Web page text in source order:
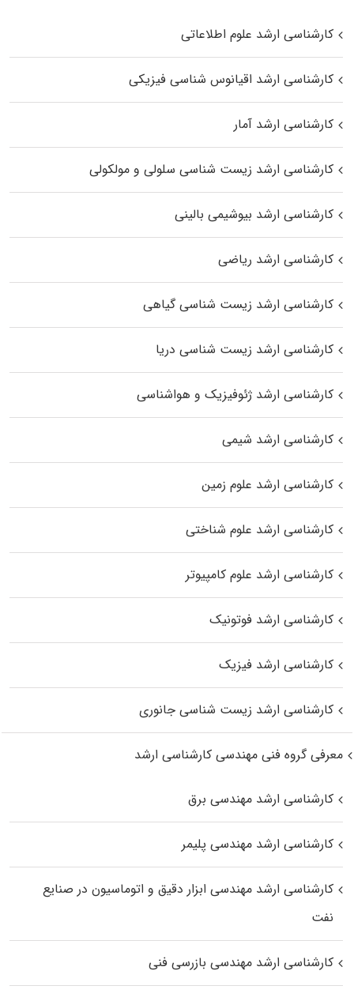
کارشناسی ارشد علوم اطلاعاتی
کارشناسی ارشد اقیانوس‌ شناسی فیزیکی
کارشناسی ارشد آمار
کارشناسی ارشد زیست شناسی سلولی و مولکولی
کارشناسی ارشد بیوشیمی بالینی
کارشناسی ارشد ریاضی
کارشناسی ارشد زیست‌ شناسی گیاهی
کارشناسی ارشد زیست‌ شناسی دریا
کارشناسی ارشد ژئوفیزیک و هواشناسی
کارشناسی ارشد شیمی
کارشناسی ارشد علوم زمین
کارشناسی ارشد علوم شناختی
کارشناسی ارشد علوم کامپیوتر
کارشناسی ارشد فوتونیک
کارشناسی ارشد فیزیک
کارشناسی ارشد زیست‌ شناسی جانوری
معرفی گروه فنی مهندسی کارشناسی ارشد
کارشناسی ارشد مهندسی برق
کارشناسی ارشد مهندسی پلیمر
کارشناسی ارشد مهندسی ابزار دقیق و اتوماسیون در صنایع
نفت
کارشناسی ارشد مهندسی بازرسی فنی